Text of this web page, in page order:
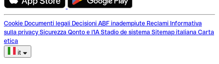
Cookie Documenti legali Decisioni ABF inadempiute Reclami Informativa
sulla privacy Sicurezza Qonto e l'IA Stadio de sistema Sitemap italiana Carta
etica
it